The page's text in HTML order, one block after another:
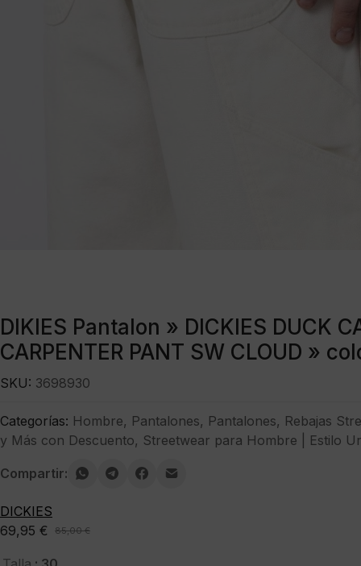
DIKIES Pantalon » DICKIES DUCK
CARPENTER PANT SW CLOUD »
85,00€
El
precio
69,95 €
El
precio
SKU: 3698930
Categorías: Hombre, Pantalones, Pantalones, Rebajas
y Más con Descuento, Streetwear para Hombre | Estilo
Compartir:
DICKIES